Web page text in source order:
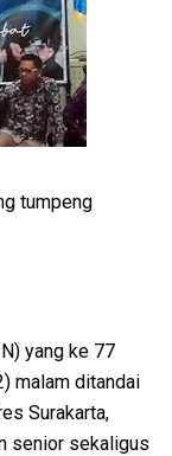
tumpeng
yang ke 77
malam ditandai
Surakarta,
senior sekaligus